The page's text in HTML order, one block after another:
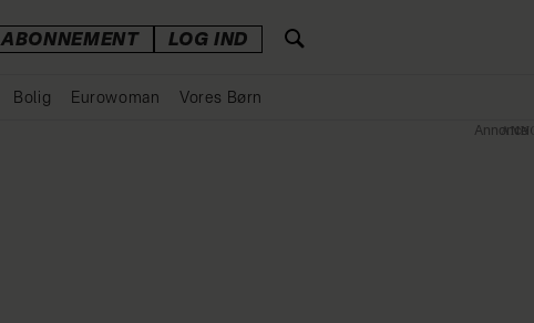
ABONNEMENT LOG IND
Bolig Eurowoman Vores Børn
Annonce